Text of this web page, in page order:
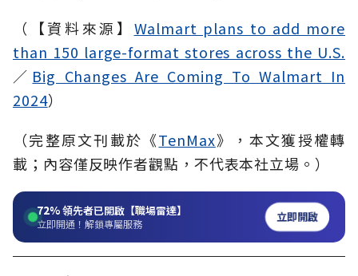
（【資料來源】 Walmart plans to add more
than 150 large-format stores across the U.S.
／ Big Changes Are Coming To Walmart In
2024）
（完整原文刊載於《TenMax》，本文獲授權轉
載；內容僅反映作者觀點，不代表本社立場。）
72%領先者已開啟【職場雷達】
立即開通！解鎖專屬服務 立即開啟